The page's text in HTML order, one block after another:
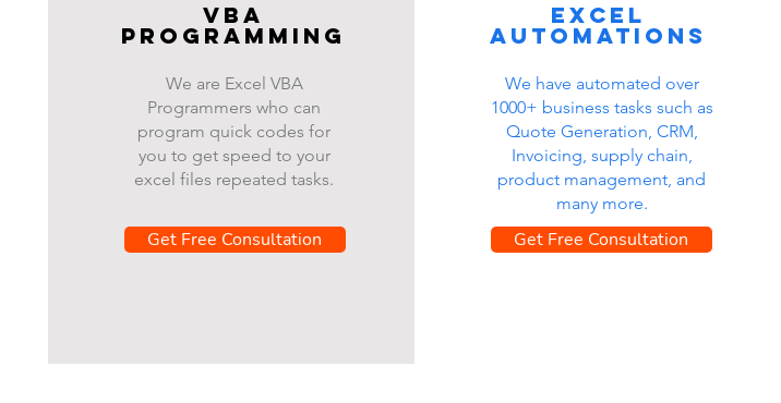
VBA
programming
We are Excel VBA
Programmers who can
program quick codes for
you to get speed to your
excel files repeated tasks.
Get Free Consultation
Excel
automations
We have automated over
1000+ business tasks such as
Quote Generation, CRM,
Invoicing, supply chain,
product management, and
many more.
Get Free Consultation